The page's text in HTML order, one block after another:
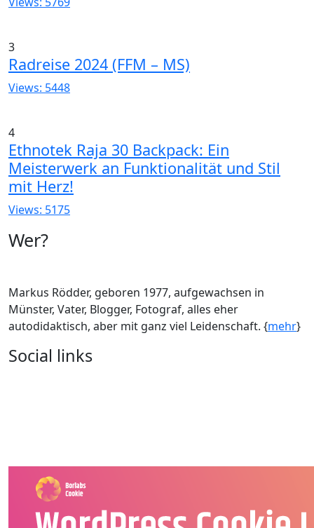
3
Radreise 2024 (FFM – MS)
Views: 5448
4
Ethnotek Raja 30 Backpack: Ein
Meisterwerk an Funktionalität und Stil
mit Herz!
Views: 5175
Wer?
Markus Rödder, geboren 1977, aufgewachsen in
Münster, Vater, Blogger, Fotograf, alles eher
autodidaktisch, aber mit ganz viel Leidenschaft. {mehr}
Social links